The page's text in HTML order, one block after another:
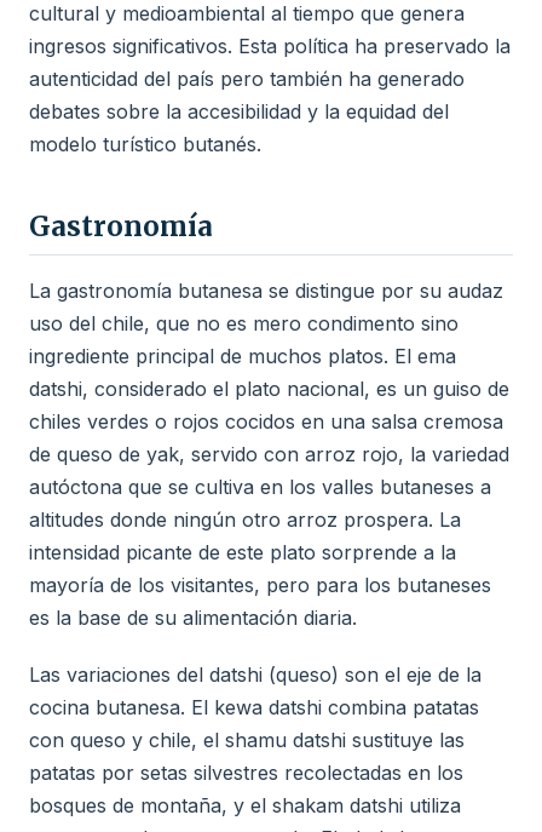
cultural y medioambiental al tiempo que genera
ingresos significativos. Esta política ha preservado la
autenticidad del país pero también ha generado
debates sobre la accesibilidad y la equidad del
modelo turístico butanés.
Gastronomía
La gastronomía butanesa se distingue por su audaz
uso del chile, que no es mero condimento sino
ingrediente principal de muchos platos. El ema
datshi, considerado el plato nacional, es un guiso de
chiles verdes o rojos cocidos en una salsa cremosa
de queso de yak, servido con arroz rojo, la variedad
autóctona que se cultiva en los valles butaneses a
altitudes donde ningún otro arroz prospera. La
intensidad picante de este plato sorprende a la
mayoría de los visitantes, pero para los butaneses
es la base de su alimentación diaria.
Las variaciones del datshi (queso) son el eje de la
cocina butanesa. El kewa datshi combina patatas
con queso y chile, el shamu datshi sustituye las
patatas por setas silvestres recolectadas en los
bosques de montaña, y el shakam datshi utiliza